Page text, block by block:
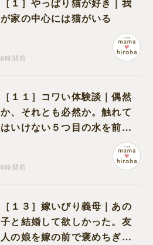
が家の中心には猫がいる
6時間前
［１１］コワい体験談｜偶然
か、それとも必然か。触れて
はいけない５つ目の水を前に
6時間前
［１３］嫁いびり義母｜あの
子と結婚して欲しかった。友
人の娘を嫁の前で褒めちぎる